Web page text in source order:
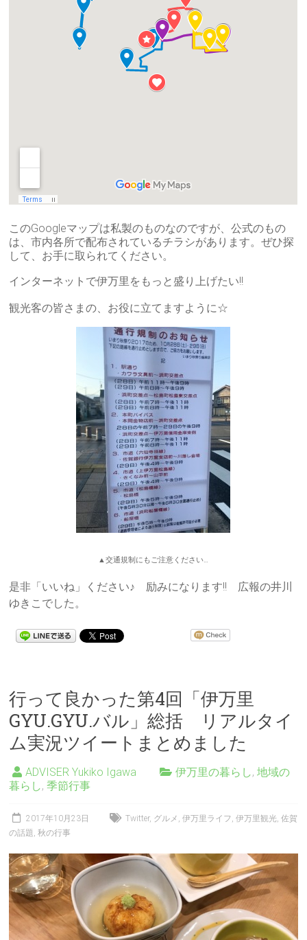
このGoogleマップは私製のものなのですが、公式のもの
は、市内各所で配布されているチラシがあります。ぜひ探
して、お手に取られてください。
インターネットで伊万里をもっと盛り上げたい!!
観光客の皆さまの、お役に立てますように☆
▲交通規制にもご注意ください…
是非「いいね」ください♪ 励みになります!! 広報の井川
ゆきこでした。
行って良かった第4回「伊万里
GYU.GYU.バル」総括 リアルタイ
ム実況ツイートまとめました
ADVISER Yukiko Igawa 伊万里の暮らし,地域の
暮らし,季節行事
2017年10月23日 Twitter, グルメ ,伊万里ライフ ,伊万里観光,佐賀
の話題,秋の行事